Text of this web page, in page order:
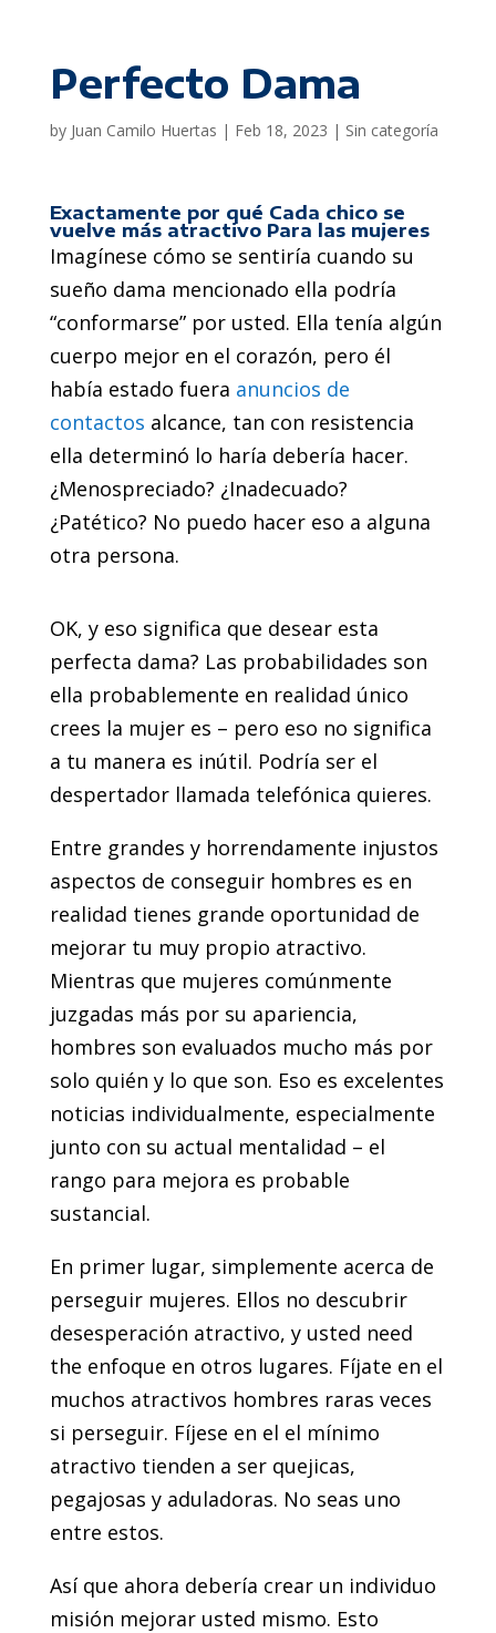
Perfecto Dama
by Juan Camilo Huertas | Feb 18, 2023 | Sin categoría
Exactamente por qué Cada chico se
vuelve más atractivo Para las mujeres
Imagínese cómo se sentiría cuando su
sueño dama mencionado ella podría
“conformarse” por usted. Ella tenía algún
cuerpo mejor en el corazón, pero él
había estado fuera anuncios de
contactos alcance, tan con resistencia
ella determinó lo haría debería hacer.
¿Menospreciado? ¿Inadecuado?
¿Patético? No puedo hacer eso a alguna
otra persona.
OK, y eso significa que desear esta
perfecta dama? Las probabilidades son
ella probablemente en realidad único
crees la mujer es – pero eso no significa
a tu manera es inútil. Podría ser el
despertador llamada telefónica quieres.
Entre grandes y horrendamente injustos
aspectos de conseguir hombres es en
realidad tienes grande oportunidad de
mejorar tu muy propio atractivo.
Mientras que mujeres comúnmente
juzgadas más por su apariencia,
hombres son evaluados mucho más por
solo quién y lo que son. Eso es excelentes
noticias individualmente, especialmente
junto con su actual mentalidad – el
rango para mejora es probable
sustancial.
En primer lugar, simplemente acerca de
perseguir mujeres. Ellos no descubrir
desesperación atractivo, y usted need
the enfoque en otros lugares. Fíjate en el
muchos atractivos hombres raras veces
si perseguir. Fíjese en el el mínimo
atractivo tienden a ser quejicas,
pegajosas y aduladoras. No seas uno
entre estos.
Así que ahora debería crear un individuo
misión mejorar usted mismo. Esto